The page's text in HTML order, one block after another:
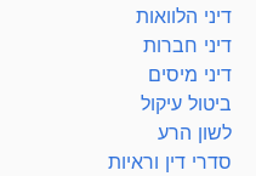
דיני הלוואות
דיני חברות
דיני מיסים
ביטול עיקול
לשון הרע
סדרי דין וראיות